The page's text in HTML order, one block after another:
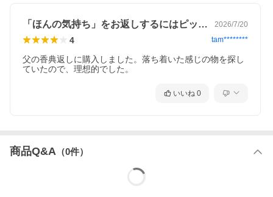
「ほんの気持ち」をお返しするにはピッタリ 2026/7/20
4 tam********
父の香典返しに購入しました。落ち着いた感じの物を探し
ていたので、理想的でした。
いいね 0
商品Q&A （0件）